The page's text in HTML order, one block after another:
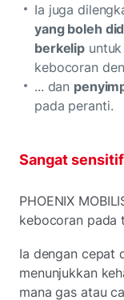
Ia juga
yang boleh
berkelip
kebocoran
... dan
pada peranti.
Sangat sensitif
PHOENIX
kebocoran pada
Ia dengan cepat
menunjukkan
mana gas atau